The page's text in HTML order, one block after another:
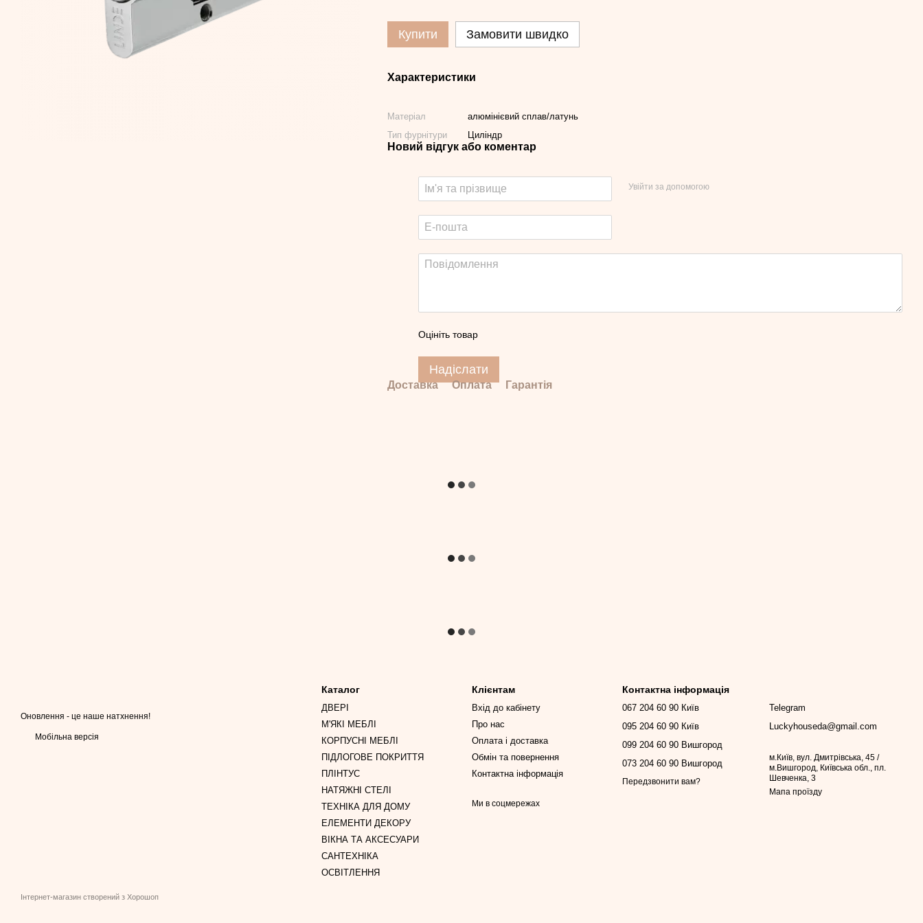
Купити Замовити швидко
Характеристики
Матеріал
алюмінієвий сплав/латунь
Тип фурнітури
Циліндр
Новий відгук або коментар
Увійти за допомогою
Оцініть товар
Надіслати
Доставка Оплата Гарантія
Оновлення - це наше натхнення!
Мобільна версія
Інтернет-магазин створений з Хорошоп
Каталог
ДВЕРІ
М'ЯКІ МЕБЛІ
КОРПУСНІ МЕБЛІ
ПІДЛОГОВЕ ПОКРИТТЯ
ПЛІНТУС
НАТЯЖНІ СТЕЛІ
ТЕХНІКА ДЛЯ ДОМУ
ЕЛЕМЕНТИ ДЕКОРУ
ВІКНА ТА АКСЕСУАРИ
САНТЕХНІКА
ОСВІТЛЕННЯ
Клієнтам
Вхід до кабінету
Про нас
Оплата і доставка
Обмін та повернення
Контактна інформація
Ми в соцмережах
Контактна інформація
067 204 60 90 Київ
095 204 60 90 Київ
099 204 60 90 Вишгород
073 204 60 90 Вишгород
Передзвонити вам?
Telegram
Luckyhouseda@gmail.com
м.Київ, вул. Дмитрівська, 45 /
м.Вишгород, Київська обл., пл.
Шевченка, 3
Мапа проїзду